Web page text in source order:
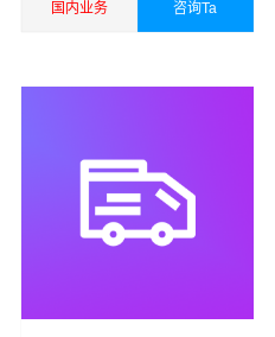
，经营范围包括道路货物运
京津冀等区域为转运中心，
到泰安货运专线，包括国内
航空货运货运以及国际空
国内业务 咨询Ta